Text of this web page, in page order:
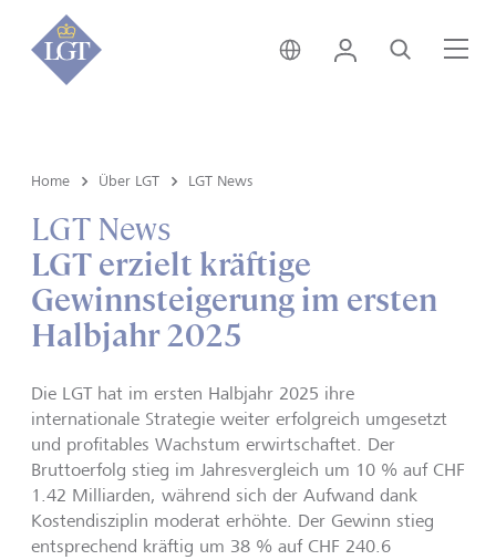
Liechtenstein • Deutsch
Login Suche
Home Über LGT LGT News
LGT News
LGT erzielt kräftige
Gewinnsteigerung im ersten
Halbjahr 2025
Die LGT hat im ersten Halbjahr 2025 ihre
internationale Strategie weiter erfolgreich umgesetzt
und profitables Wachstum erwirtschaftet. Der
Bruttoerfolg stieg im Jahresvergleich um 10 % auf CHF
1.42 Milliarden, während sich der Aufwand dank
Kostendisziplin moderat erhöhte. Der Gewinn stieg
entsprechend kräftig um 38 % auf CHF 240.6